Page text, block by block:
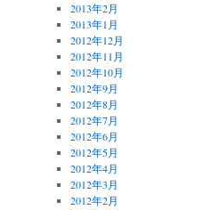
2013年2月
2013年1月
2012年12月
2012年11月
2012年10月
2012年9月
2012年8月
2012年7月
2012年6月
2012年5月
2012年4月
2012年3月
2012年2月